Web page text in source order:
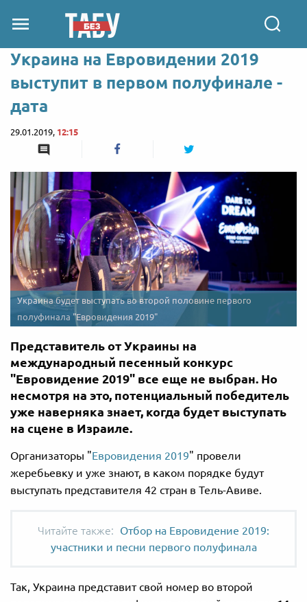
Украина на Евровидении 2019
выступит в первом полуфинале -
дата
29.01.2019, 12:15
Украина будет выступать во второй половине первого
полуфинала "Евровидения 2019"
Представитель от Украины на
международный песенный конкурс
"Евровидение 2019" все еще не выбран. Но
несмотря на это, потенциальный победитель
уже наверняка знает, когда будет выступать
на сцене в Израиле.
Организаторы "Евровидения 2019" провели
жеребьевку и уже знают, в каком порядке будут
выступать представителя 42 стран в Тель-Авиве.
Отбор на Евровидение 2019:
участники и песни первого полуфинала
Так, Украина представит свой номер во второй